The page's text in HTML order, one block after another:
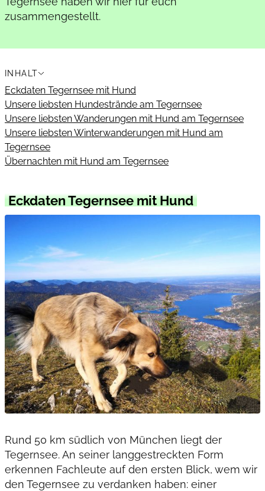
zusammengestellt.
INHALT
Eckdaten Tegernsee mit Hund
Unsere liebsten Hundestrände am Tegernsee
Unsere liebsten Wanderungen mit Hund am Tegernsee
Unsere liebsten Winterwanderungen mit Hund am
Tegernsee
Übernachten mit Hund am Tegernsee
Eckdaten Tegernsee mit Hund
Rund 50 km südlich von München liegt der
Tegernsee. An seiner langgestreckten Form
erkennen Fachleute auf den ersten Blick, wem wir
den Tegernsee zu verdanken haben: einer